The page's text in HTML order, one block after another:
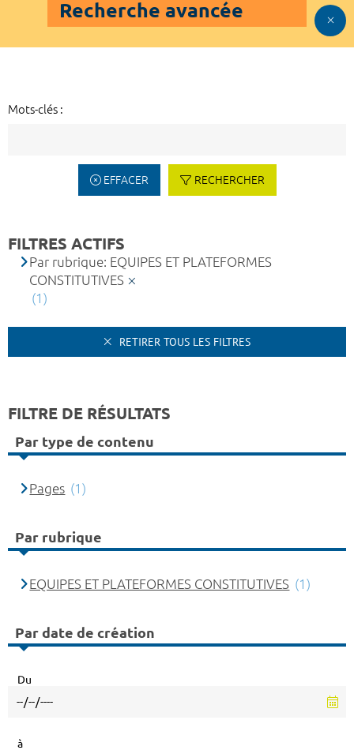
Recherche avancée
Mots-clés :
EFFACER RECHERCHER
FILTRES ACTIFS
Par rubrique: EQUIPES ET PLATEFORMES
CONSTITUTIVES
(1)
RETIRER TOUS LES FILTRES
FILTRE DE RÉSULTATS
Par type de contenu
Pages (1)
Par rubrique
EQUIPES ET PLATEFORMES CONSTITUTIVES (1)
Par date de création
Du
à